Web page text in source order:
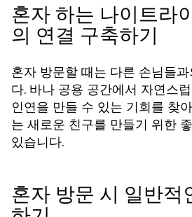
혼자 하는 나이트라
의 연결 구축하기
혼자 방문할 때는 다른 손님들
다. 바나 공용 공간에서 자연스
인연을 만들 수 있는 기회를 찾
는 새로운 친구를 만들기 위한
있습니다.
혼자 방문 시 일반적